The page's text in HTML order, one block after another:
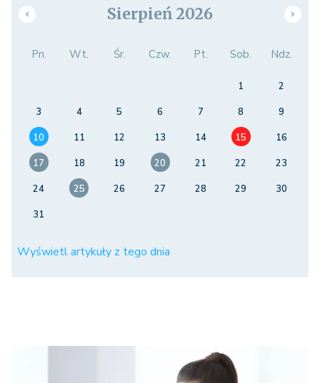
Sierpień 2026
Pn. Wt. Śr. Czw. Pt. Sob. Ndz.
1
2
3
4 5 6 7 8
9
10
11 12 13 14 15
16
17
18 19 20 21 22
23
24
25 26 27 28 29
30
31
Wyświetl artykuły z tego dnia